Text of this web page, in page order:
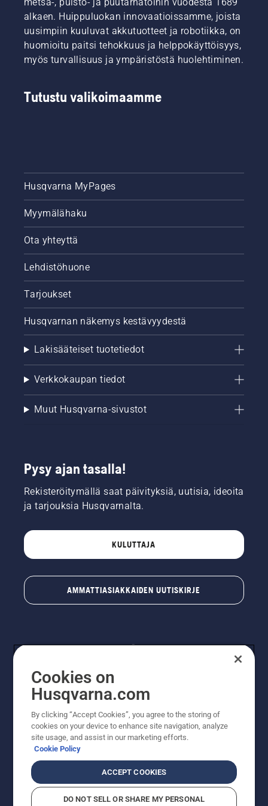
mahdollisimman
hyvässä
kunnossa
sään
jälleen
Ruotsin
Liljenbergin
kanssa
parhaat
vinkit,
joita
noudattamalla
kenttä
niin, että
se on
valmis
viheriöimään
heti
ja lumen
alkaessa
väistyä.
maailmaa
arvioidaan
ja
hyväksytään
mestaruustason
alkaen. Huippuluokan innovaatioissamme, joista
uusimpiin kuuluvat akkutuotteet ja robotiikka, on
huomioitu paitsi tehokkuus ja helppokäyttöisyys,
myös turvallisuus ja ympäristöstä huolehtiminen.
Tutustu valikoimaamme
Husqvarna MyPages
Myymälähaku
Ota yhteyttä
Lehdistöhuone
Tarjoukset
Husqvarnan näkemys kestävyydestä
Lakisääteiset tuotetiedot
Verkkokaupan tiedot
Muut Husqvarna-sivustot
Pysy ajan tasalla!
Rekisteröitymällä saat päivityksiä, uutisia, ideoita
ja tarjouksia Husqvarnalta.
KULUTTAJA
AMMATTIASIAKKAIDEN UUTISKIRJE
© Husqvarna AB (publ). Kaikki oikeudet pidätetään.
Hinnat ovat suositushintoja. Varaamme oikeudet
hintamuutoksiin, kirjoitus- ja sisältövirheisiin. Sivusto
pyritään pitämään mahdollisimman ajantasaisena ja
suositushintoja (sis. alv), ellei tuotetta voi ostaa
suoraan verkkosivustoltamme.
EvästekäytäntöKäyttöehdotTietosuojailmoitusTiedot
Cookies on
Husqvarna.com
By clicking “Accept Cookies”, you agree to the storing of
cookies on your device to enhance site navigation, analyze
site usage, and assist in our marketing efforts.
Cookie Policy
ACCEPT COOKIES
DO NOT SELL OR SHARE MY PERSONAL